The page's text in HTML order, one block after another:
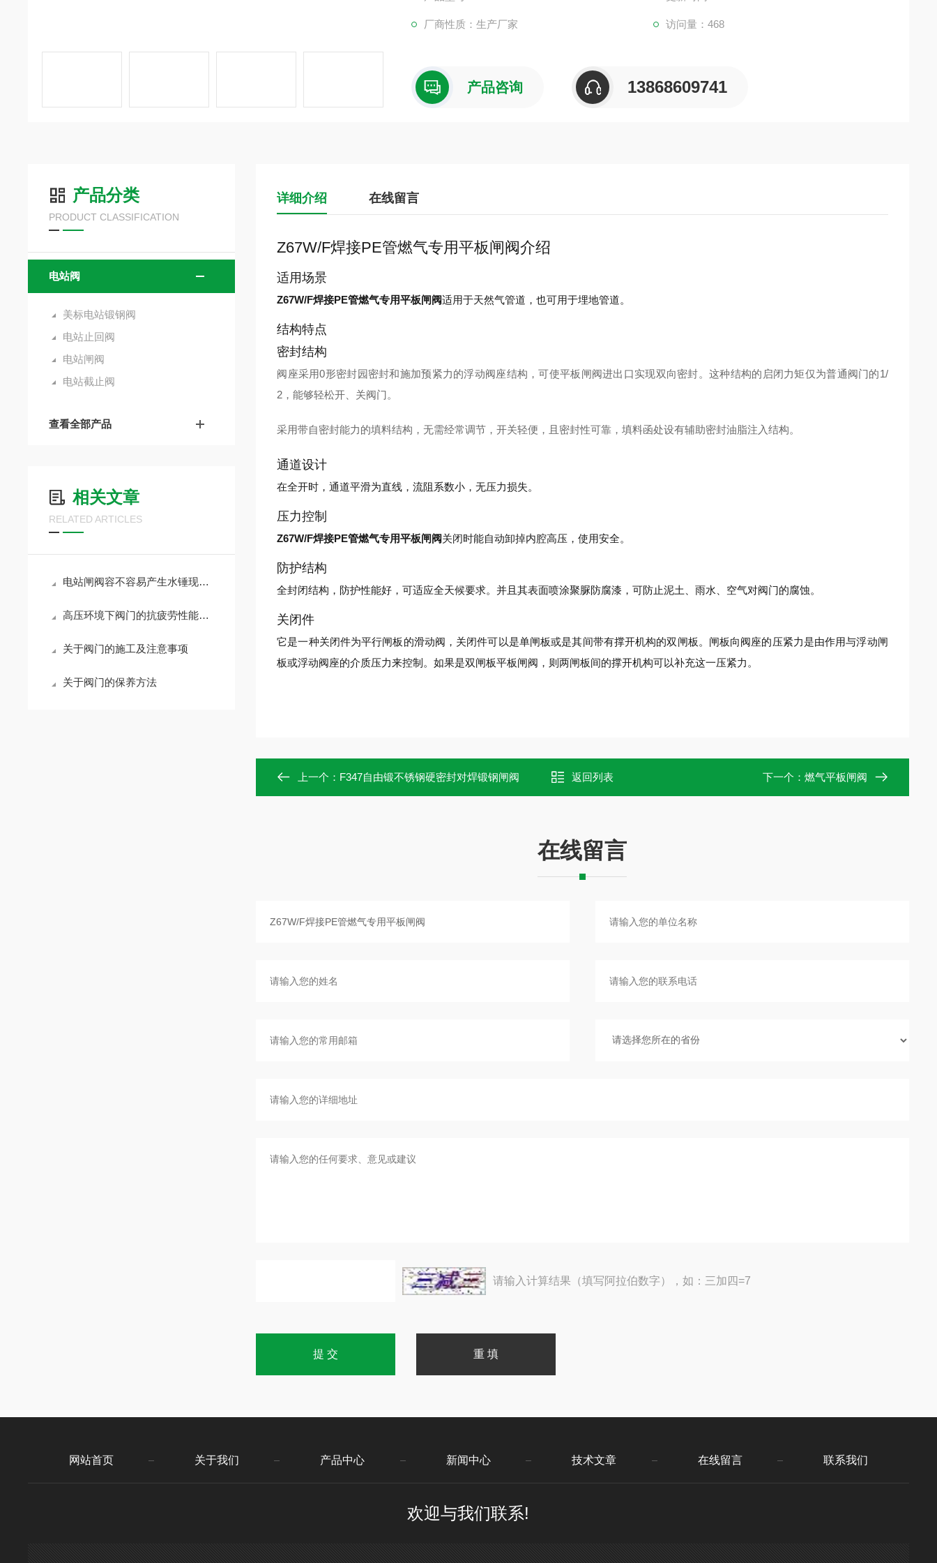
厂商性质：生产厂家 访问量：468
产品咨询 13868609741
产品分类
PRODUCT CLASSIFICATION
电站阀
美标电站锻钢阀
电站止回阀
电站闸阀
电站截止阀
查看全部产品
相关文章
RELATED ARTICLES
电站闸阀容不容易产生水锤现象？
高压环境下阀门的抗疲劳性能研究与应用
关于阀门的施工及注意事项
关于阀门的保养方法
详细介绍 在线留言
Z67W/F焊接PE管燃气专用平板闸阀介绍
适用场景
Z67W/F焊接PE管燃气专用平板闸阀适用于天然气管道，也可用于埋地管道。
结构特点
密封结构
阀座采用0形密封园密封和施加预紧力的浮动阀座结构，可使平板闸阀进出口实现双向密封。这种结构的启闭力矩仅为普通阀门的1/
2，能够轻松开、关阀门。
采用带自密封能力的填料结构，无需经常调节，开关轻便，且密封性可靠，填料函处设有辅助密封油脂注入结构。
通道设计
在全开时，通道平滑为直线，流阻系数小，无压力损失。
压力控制
Z67W/F焊接PE管燃气专用平板闸阀关闭时能自动卸掉内腔高压，使用安全。
防护结构
全封闭结构，防护性能好，可适应全天候要求。并且其表面喷涂聚脲防腐漆，可防止泥土、雨水、空气对阀门的腐蚀。
关闭件
它是一种关闭件为平行闸板的滑动阀，关闭件可以是单闸板或是其间带有撑开机构的双闸板。闸板向阀座的压紧力是由作用与浮动闸
板或浮动阀座的介质压力来控制。如果是双闸板平板闸阀，则两闸板间的撑开机构可以补充这一压紧力。
上一个： F347自由锻不锈钢硬密封对焊锻钢闸阀 返回列表 下一个： 燃气平板闸阀
在线留言
请输入计算结果（填写阿拉伯数字），如：三加四=7
网站首页 关于我们 产品中心 新闻中心 技术文章 在线留言 联系我们
欢迎与我们联系!